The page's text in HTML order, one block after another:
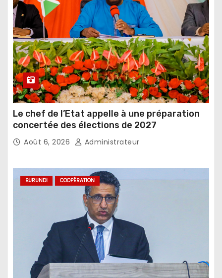
Le chef de l’Etat appelle à une préparation
concertée des élections de 2027
Août 6, 2026 Administrateur
BURUNDI COOPÉRATION